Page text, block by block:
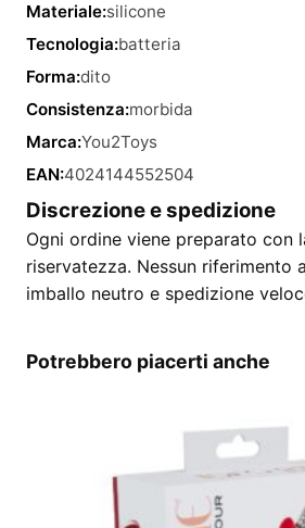
Materiale:silicone
Tecnologia:batteria
Forma:dito
Consistenza:morbida
Marca:You2Toys
EAN:4024144552504
Discrezione e spedizione
Ogni ordine viene preparato con
riservatezza. Nessun riferimento
imballo neutro e spedizione
Potrebbero piacerti anche